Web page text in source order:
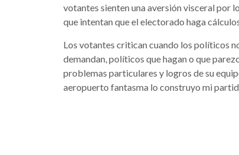
votantes sienten una aversión visceral por
que intentan que el electorado haga
Los votantes critican cuando los políticos
demandan, políticos que hagan o que
problemas particulares y logros de su
aeropuerto fantasma lo construyo mi